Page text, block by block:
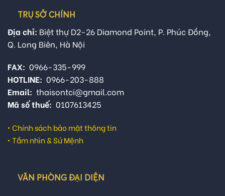
TRỤ SỞ CHÍNH
Địa chỉ: Biệt thự D2-26 Diamond Point, P. Phúc Đồng,
Q. Long Biên, Hà Nội
FAX: 0966-335-999
HOTLINE: 0966-203-888
Email: thaisontci@gmail.com
Mã số thuế: 0107613425
• Chính sách bảo mật thông tin
• Tầm nhìn & Sứ Mệnh
VĂN PHÒNG ĐẠI DIỆN